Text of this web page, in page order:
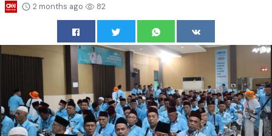
2 months ago 82